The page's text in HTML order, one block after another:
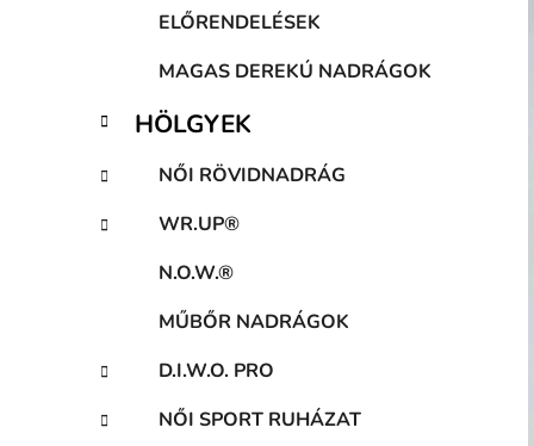
s
p
n
r
á
k
ELŐRENDELÉSEK
MAGAS DEREKÚ NADRÁGOK
HÖLGYEK
NŐI RÖVIDNADRÁG
WR.UP®
N.O.W.®
MŰBŐR NADRÁGOK
D.I.W.O. PRO
NŐI SPORT RUHÁZAT